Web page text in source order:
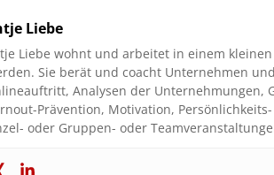
Liebe
Liebe wohnt und arbeitet in einem
Sie berät und coacht Unternehmen
Analysen der Unternehmungen,
Prävention, Motivation,
oder Gruppen- oder